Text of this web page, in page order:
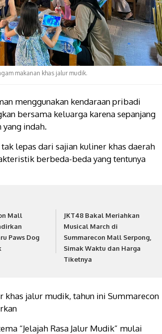
makanan khas jalur mudik.
menggunakan kendaraan pribadi
bersama keluarga karena sepanjang
indah.
lepas dari sajian kuliner khas daerah
berbeda-beda yang tentunya
Mall
Paws Dog
JKT48 Bakal Meriahkan
Musical March di
Summarecon Mall Serpong,
Simak Waktu dan Harga
Tiketnya
khas jalur mudik, tahun ini Summarecon
“Jelajah Rasa Jalur Mudik” mulai